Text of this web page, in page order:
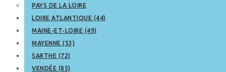
PAYS DE LA LOIRE
LOIRE ATLANTIQUE (44)
MAINE-ET-LOIRE (49)
MAYENNE (53)
SARTHE (72)
VENDÉE (85)